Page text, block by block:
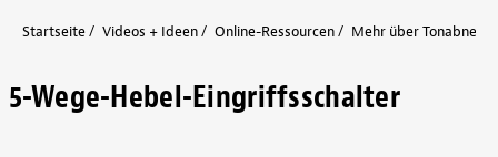
Startseite Videos + Ideen Online-Ressourcen Mehr über
5-Wege-Hebel-Eingriffsschalter